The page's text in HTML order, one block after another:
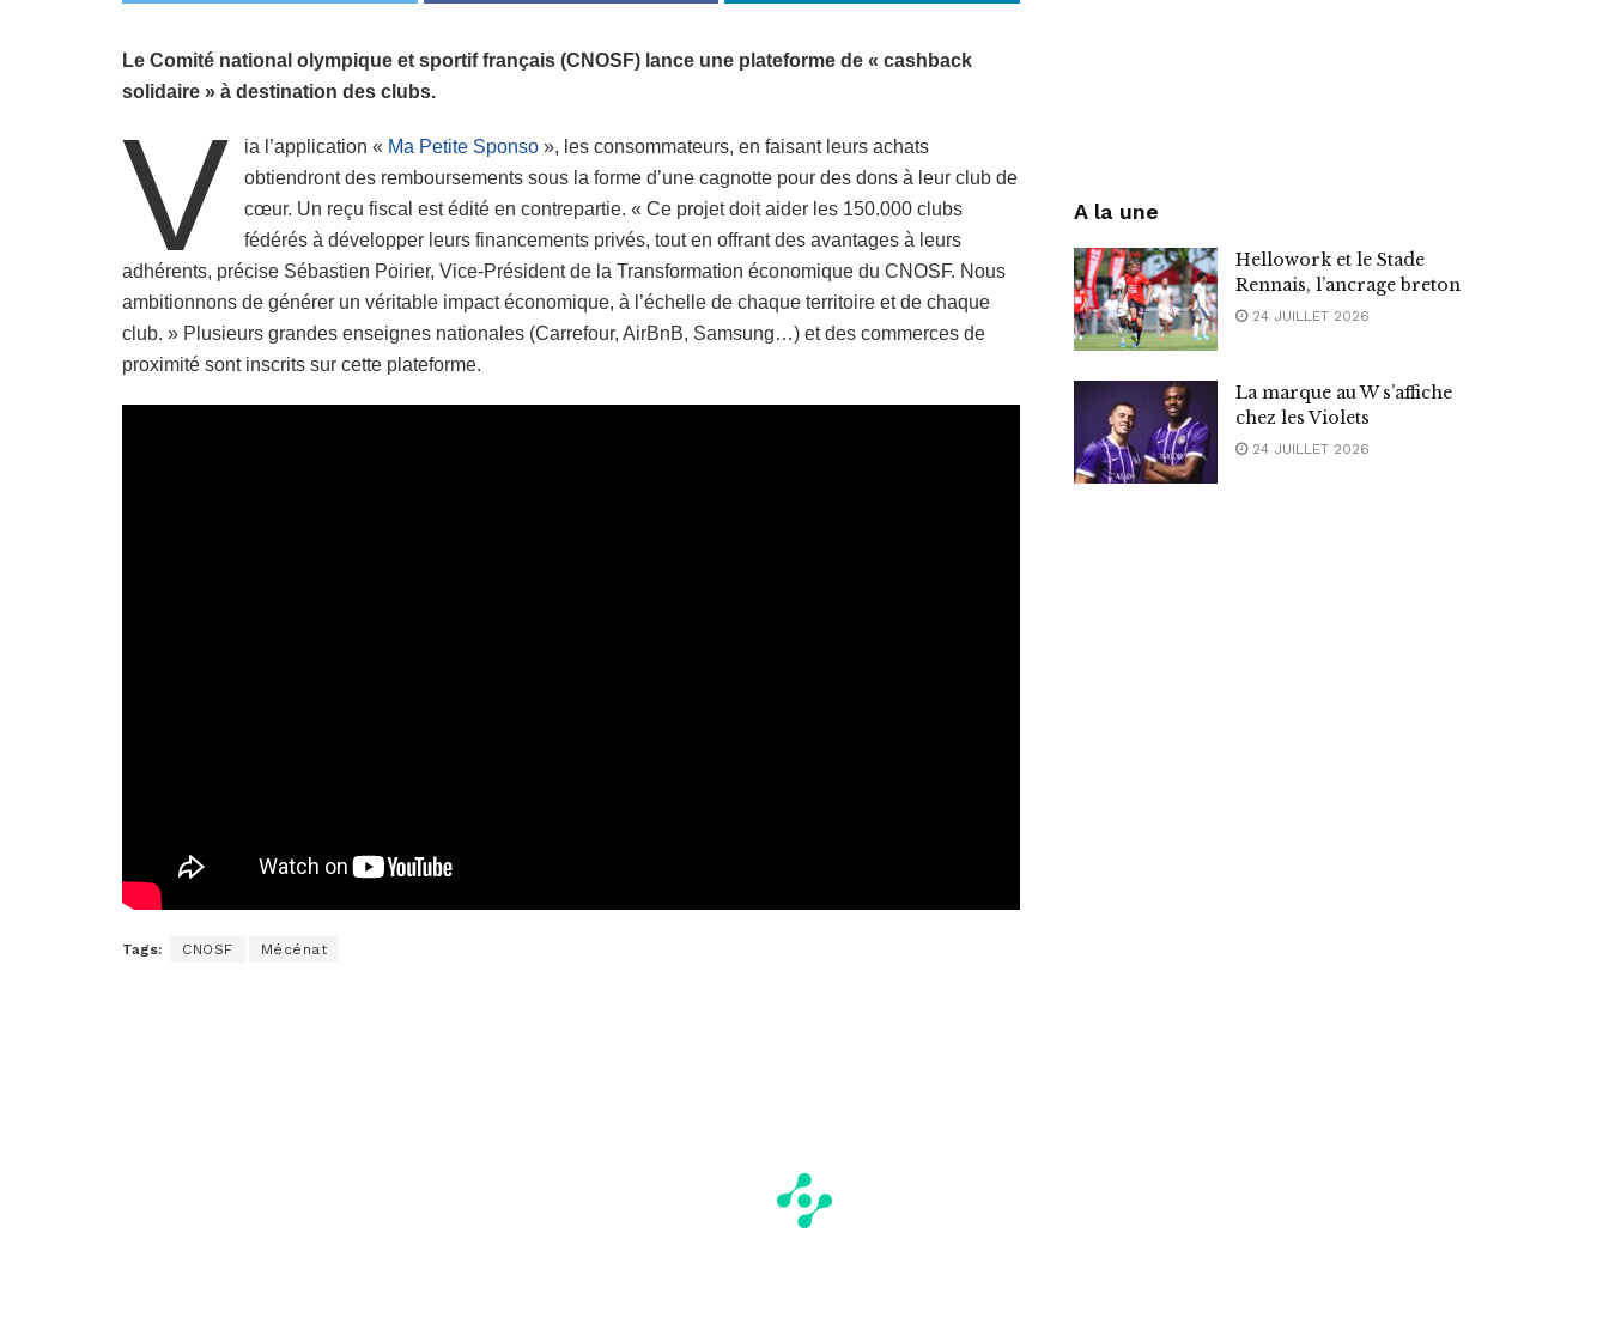
Le Comité national olympique et sportif français (CNOSF) lance une plateforme de « cashback
solidaire » à destination des clubs.
V ia l’application « Ma Petite Sponso », les consommateurs, en faisant leurs achats
obtiendront des remboursements sous la forme d’une cagnotte pour des dons à leur club de
cœur. Un reçu fiscal est édité en contrepartie. « Ce projet doit aider les 150.000 clubs
fédérés à développer leurs financements privés, tout en offrant des avantages à leurs
adhérents, précise Sébastien Poirier, Vice-Président de la Transformation économique du CNOSF. Nous
ambitionnons de générer un véritable impact économique, à l’échelle de chaque territoire et de chaque
club. » Plusieurs grandes enseignes nationales (Carrefour, AirBnB, Samsung…) et des commerces de
proximité sont inscrits sur cette plateforme.
Tags: CNOSF Mécénat
A la une
Hellowork et le Stade
Rennais, l’ancrage breton
24 JUILLET 2026
La marque au W s’affiche
chez les Violets
24 JUILLET 2026